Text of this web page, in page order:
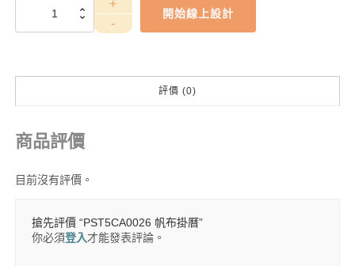
PST5CA0026
開始線上設計
評價 (0)
商品評價
目前沒有評價。
搶先評價 “PST5CA0026 帆布掛曆”
你必須登入才能發表評論。